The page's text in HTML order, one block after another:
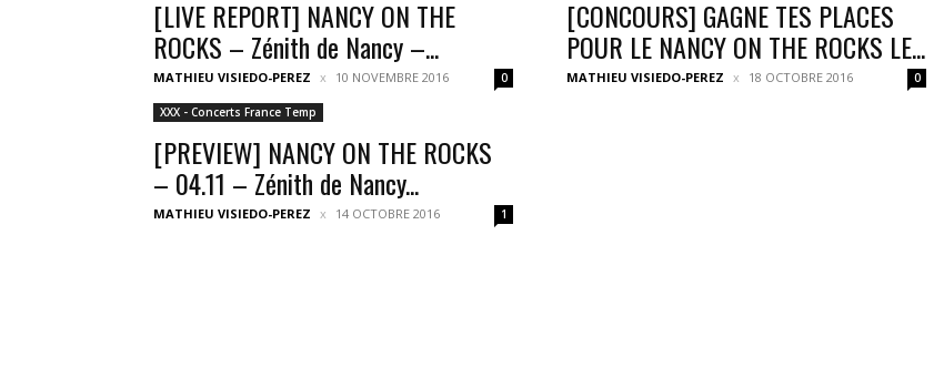
[LIVE REPORT] NANCY ON THE
ROCKS – Zénith de Nancy –...
MATHIEU VISIEDO-PEREZ 10 NOVEMBRE 2016 0
[CONCOURS] GAGNE TES PLACES
POUR LE NANCY ON THE ROCKS LE...
MATHIEU VISIEDO-PEREZ 18 OCTOBRE 2016 0
XXX - Concerts France Temp
[PREVIEW] NANCY ON THE ROCKS
– 04.11 – Zénith de Nancy...
MATHIEU VISIEDO-PEREZ 14 OCTOBRE 2016 1